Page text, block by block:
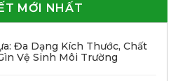
MỚI NHẤT
Đa Dạng Kích Thước, Chất
Vệ Sinh Môi Trường